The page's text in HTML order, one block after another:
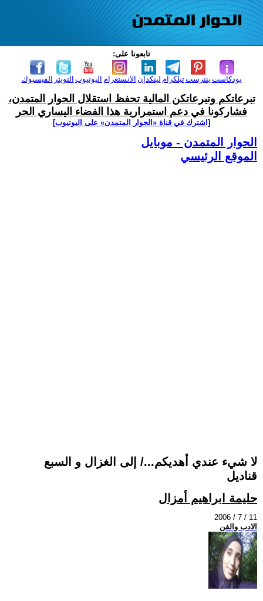
تابعونا على:
الفيسبوك التويتر اليوتيوب الانستغرام لينكدإن تيلكرامبنترست بودكاست
تبرعاتكم وتبرعاتكن المالية تحفظ استقلال الحوار المتمدن،
فشاركونا في دعم استمرارية هذا الفضاء اليساري الحر
[اشترك في قناة ‫«الحوار المتمدن» على اليوتيوب]
الحوار المتمدن - موبايل
الموقع الرئيسي
لا شيء عندي أهديكم.../ إلى الغزال و السبع
قناديل
حليمة ابراهيم أمزال
2006 / 7 / 11
الادب والفن